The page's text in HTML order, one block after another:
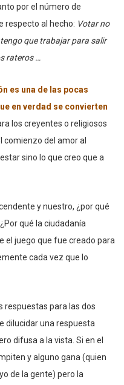
por el número de
respecto al hecho: Votar no
que trabajar para salir
rateros …
es una de las pocas
en verdad se convierten
los creyentes o religiosos
comienzo del amor al
sino lo que creo que a
y nuestro, ¿por qué
qué la ciudadanía
el juego que fue creado para
cada vez que lo
respuestas para las dos
dilucidar una respuesta
difusa a la vista. Si en el
y alguno gana (quien
de la gente) pero la